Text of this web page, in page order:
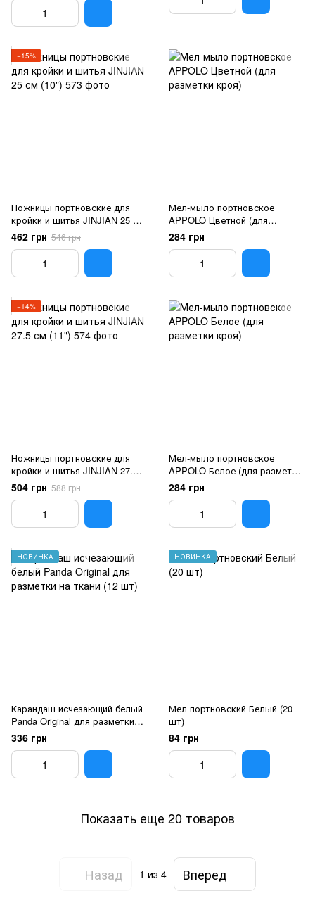
−15%
Ножницы портновские для
кройки и шитья JINJIAN 25 см
(10")
462 грн 546 грн
Мел-мыло портновское
APPOLO Цветной (для
разметки кроя)
284 грн
−14%
Ножницы портновские для
кройки и шитья JINJIAN 27.5
см (11")
504 грн 588 грн
Мел-мыло портновское
APPOLO Белое (для разметки
кроя)
284 грн
НОВИНКА
Карандаш исчезающий белый
Panda Original для разметки
на ткани (12 шт)
336 грн
НОВИНКА
Мел портновский Белый (20
шт)
84 грн
Показать еще 20 товаров
Назад 1 из 4 Вперед